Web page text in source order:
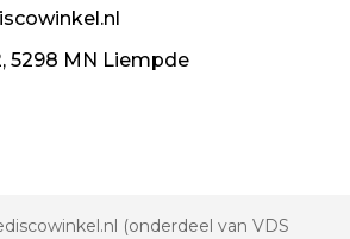
5298 MN Liempde
(onderdeel van VDS